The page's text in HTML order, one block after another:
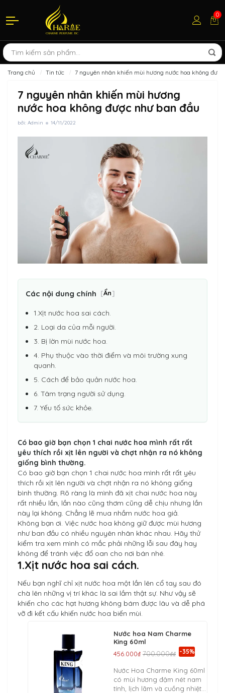
0
Trang chủ Tin tức 7 nguyên nhân khiến mùi hương nước hoa không
7 nguyên nhân khiến mùi hương
nước hoa không được như ban đầu
bởi: Admin 14/11/2022
Các nội dung chính [Ẩn]
1.Xịt nước hoa sai cách.
2. Loại da của mỗi người.
3. Bị lờn mùi nước hoa.
4. Phụ thuộc vào thời điểm và môi trường xung
quanh.
5. Cách để bảo quản nước hoa.
6. Tâm trạng người sử dụng.
7. Yếu tố sức khỏe.
Có bao giờ bạn chọn 1 chai nước hoa mình rất rất
yêu thích rồi xịt lên người và chợt nhận ra nó không
giống bình thường.
Có bao giờ bạn chọn 1 chai nước hoa mình rất rất yêu
thích rồi xịt lên người và chợt nhận ra nó không giống
bình thường. Rõ ràng là mình đã xịt chai nước hoa này
rất nhiều lần, lần nào cũng thơm cũng dễ chịu nhưng lần
này lại không. Chẳng lẽ mua nhầm nước hoa giả.
Không bạn ơi. Việc nước hoa không giữ được mùi hương
như ban đầu có nhiều nguyên nhân khác nhau. Hãy thử
kiểm tra xem mình có mắc phải những lỗi sau đây hay
không để tránh việc đổ oan cho nơi bán nhé.
1.Xịt nước hoa sai cách.
Nếu bạn nghĩ chỉ xịt nước hoa một lần lên cổ tay sau đó
chà lên những vị trí khác là sai lầm thật sự. Như vậy sẽ
khiến cho các hạt hương không bám được lâu và dễ phá
vỡ đi kết cấu khiến nước hoa biến mùi.
Nước hoa Nam Charme
King 60ml
456.000₫ 700.000₫₫ -35%
Nước Hoa Charme King 60ml
có mùi hương đậm nét nam
tính, lịch lãm và cuồng nhiệt